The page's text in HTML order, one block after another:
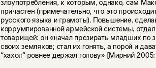
злоупотребления, к которым, однако, сам
причастен (примечательно, что это
русского языка и грамоты). Повышение,
коррумпированной армейской системы,
товарищей: он «начал презирать младших по
своих земляков; стал их гонять, а порой и
“хахол” ровнее держал голову» [Мирний 2005: